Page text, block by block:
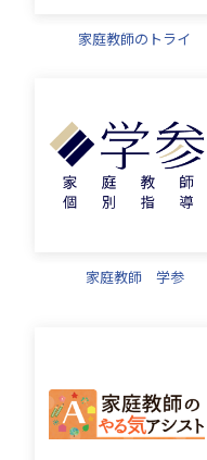
家庭教師のトライ
家庭教師 学参